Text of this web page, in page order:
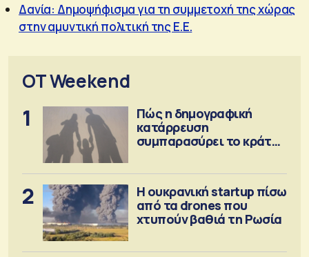
Δανία: Δημοψήφισμα για τη συμμετοχή της χώρας
στην αμυντική πολιτική της Ε.Ε.
OT Weekend
1
Πώς η δημογραφική
κατάρρευση
συμπαρασύρει το κράτος
2
Η ουκρανική startup πίσω
από τα drones που
χτυπούν βαθιά τη Ρωσία